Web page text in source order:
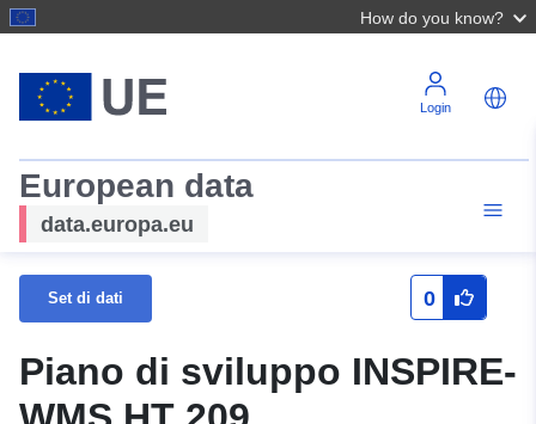
How do you know?
Login
European data
data.europa.eu
Set di dati 0
Piano di sviluppo INSPIRE-